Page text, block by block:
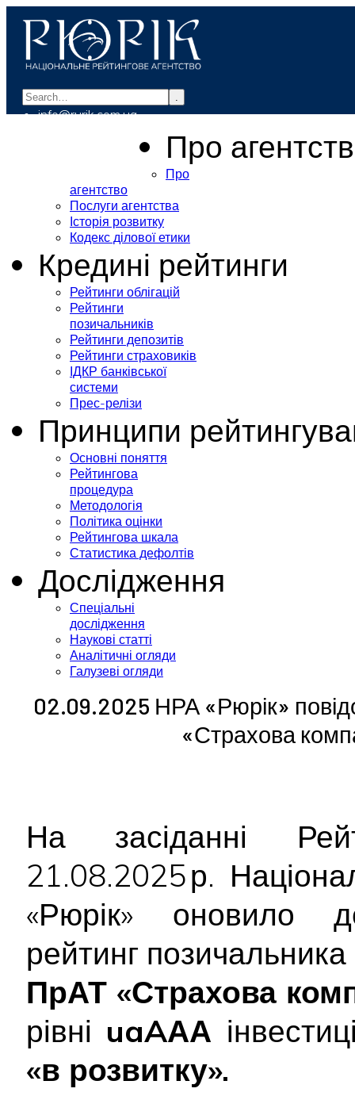
.
info@rurik.com.ua
Про
Про
агентство
Послуги агентства
Історія розвитку
Кодекс ділової етики
Кредині рейтинги
Рейтинги облігацій
Рейтинги
позичальників
Рейтинги депозитів
Рейтинги страховиків
ІДКР банківської
системи
Прес-релізи
Принципи
Основні поняття
Рейтингова
процедура
Методологія
Політика оцінки
Рейтингова шкала
Статистика дефолтів
Дослідження
Спеціальні
дослідження
Наукові статті
Аналітичні огляди
Галузеві огляди
02.09.2025 НРА «Рюрік»
«Страхова
На засіданні
21.08.2025 р.
«Рюрік» оновило
рейтинг позичальника
ПрАТ «Страхова
рівні uaAАА
«в розвитку».